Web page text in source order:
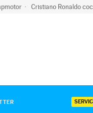
Cristiano Ronaldo